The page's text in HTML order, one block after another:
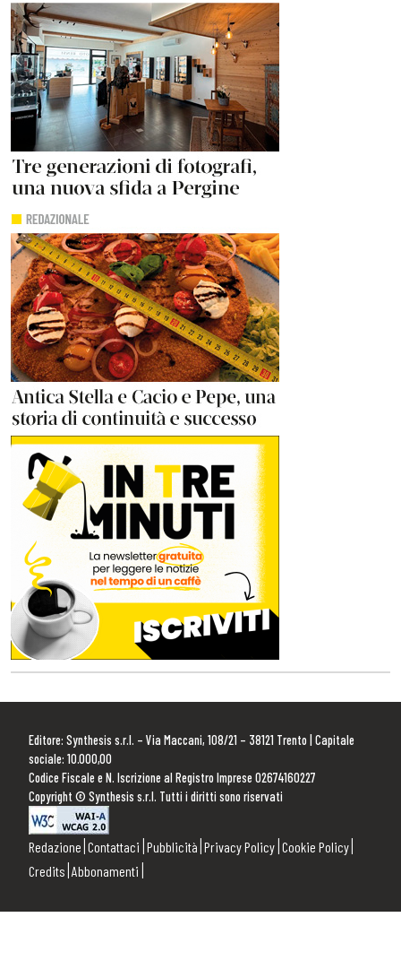
Editore: Synthesis s.r.l. – Via Maccani, 108/21 – 38121 Trento | Capitale
sociale: 10.000,00
Codice Fiscale e N. Iscrizione al Registro Imprese 02674160227
Copyright © Synthesis s.r.l. Tutti i diritti sono riservati
Redazione Contattaci Pubblicità Privacy Policy Cookie Policy
Credits Abbonamenti